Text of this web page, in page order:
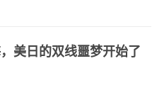
美日的双线噩梦开始了